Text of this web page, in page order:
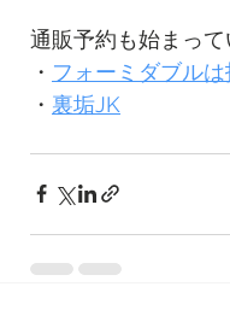
通販予約も始まっ
・ フォーミダブル
・ 裏垢JK